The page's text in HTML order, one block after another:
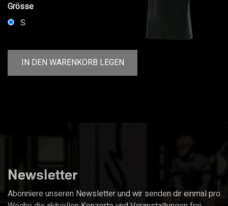
Grösse
S
Newsletter
Abonniere unseren Newsletter und wir senden dir einmal pro